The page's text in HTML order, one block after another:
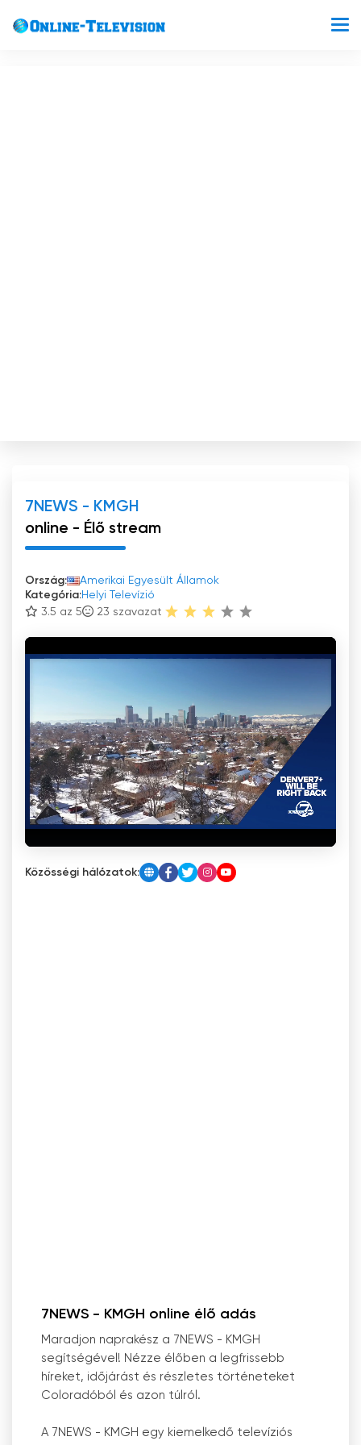
7NEWS - KMGH
online - Élő stream
Ország:
Amerikai Egyesült Államok
Kategória:Helyi Televízió
3.5 az 5
23 szavazat
Közösségi hálózatok:
7NEWS - KMGH online élő adás
Maradjon naprakész a 7NEWS - KMGH
segítségével! Nézze élőben a legfrissebb
híreket, időjárást és részletes történeteket
Coloradóból és azon túlról.
A 7NEWS - KMGH egy kiemelkedő televíziós